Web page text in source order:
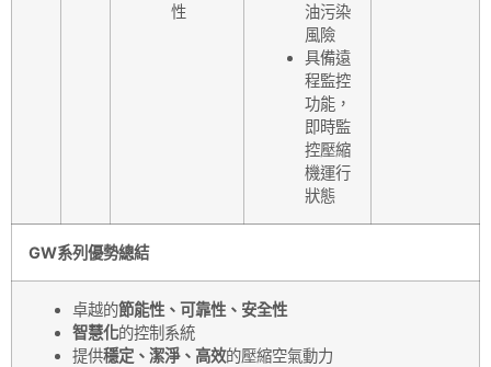
性
油污染
風險
具備遠
程監控
功能，
即時監
控壓縮
機運行
狀態
GW系列優勢總結
卓越的節能性、可靠性、安全性
智慧化的控制系統
提供穩定、潔淨、高效的壓縮空氣動力